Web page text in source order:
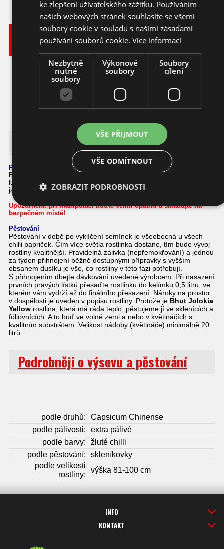
Vyberte
si
Varianta Dostupnost
Katalogové
číslo
Cena
10 ks chilli
Ihned k
odeslání
cc067_10 89,- KČ
(3,96 EUR)
chilli 49,- KČ
(2,18 EUR)
Bhut Jolokia Yellow
Podrobnosti o této chilli papričce
Bhut Jolokia Yellow je opět rostlina ve velikosti 80 cm.
lusky o délce 4 - 8 cm, zelené barvy. V době zrání žluté.
jsou ovocné - broskvové chuti a jsou výborné do salsy a na sušení.
Upozornění:při manipulaci buďte velmi opatrní a skladujte na
bezpečném místě!
Pěstování
Pěstování v době po vyklíčení semínek je všeobecná u všech
chilli papriček. Čím více světla rostlinka dostane, tím bude vývoj
rostliny kvalitnější. Pravidelná zálivka (nepřemokřování) a jednou
za týden přihnojení běžně dostupnými přípravky s vyšším
obsahem dusíku je vše, co rostliny v této fázi potřebují.
S přihnojením dbejte dávkování uvedené výrobcem. Při nasazení
prvních pravých lístků přesaďte rostlinku do kelímku 0,5 litru, ve
kterém vám vydrží až do finálního přesazení. Nároky na prostor
v dospělosti je uveden v popisu rostliny. Protože je Bhut Jolokia
Yellow rostlina, která má ráda teplo, pěstujeme jí ve sklenících a
fóliovnících. A to buď ve volné zemi a nebo v květináčích s
kvalitním substrátem. Velikost nádoby (květináče) minimálně 20
litrů.
Podrobněji o výsevu a pěstování
podle druhů:
Capsicum Chinense
podle pálivosti:
extra pálivé
podle barvy:
žluté chilli
podle pěstování:
skleníkovky
podle velikosti
rostliny:
výška 81-100 cm
INFO
KONTAKT
ke zlepšení uživatelského zážitku. Používáním
našich webových stránek souhlasíte se všemi
soubory cookie v souladu s našimi zásadami
používání souborů cookie.Více informací
Nezbytně
nutné
soubory
Výkonové
soubory
Soubory
cílení
VŠE PŘIJMOUT
VŠE ODMÍTNOUT
ZOBRAZIT PODROBNOSTI